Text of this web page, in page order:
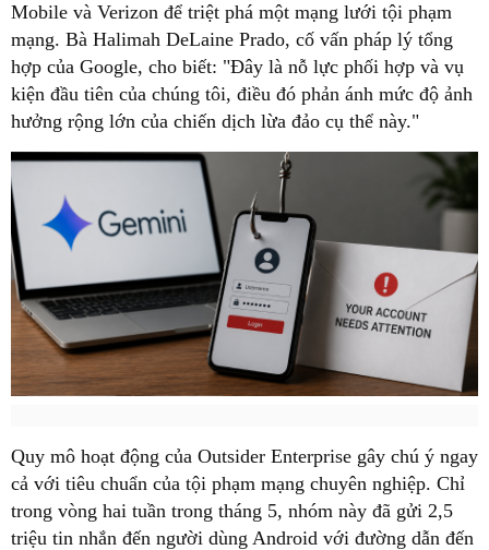
Mobile và Verizon để triệt phá một mạng lưới tội phạm
mạng. Bà Halimah DeLaine Prado, cố vấn pháp lý tổng
hợp của Google, cho biết: "Đây là nỗ lực phối hợp và vụ
kiện đầu tiên của chúng tôi, điều đó phản ánh mức độ ảnh
hưởng rộng lớn của chiến dịch lừa đảo cụ thể này."
Quy mô hoạt động của Outsider Enterprise gây chú ý ngay
cả với tiêu chuẩn của tội phạm mạng chuyên nghiệp. Chỉ
trong vòng hai tuần trong tháng 5, nhóm này đã gửi 2,5
triệu tin nhắn đến người dùng Android với đường dẫn đến